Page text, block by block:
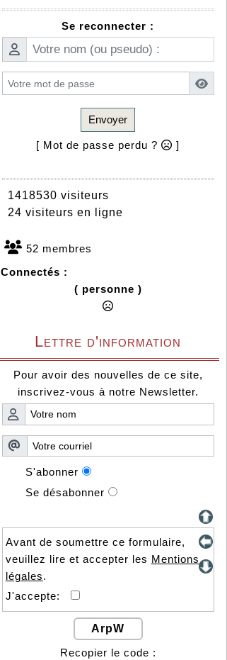
Se reconnecter :
Envoyer
[ Mot de passe perdu ? ]
1418530 visiteurs
24 visiteurs en ligne
52 membres
Connectés :
( personne )
Lettre d'information
Pour avoir des nouvelles de ce site,
inscrivez-vous à notre Newsletter.
S'abonner
Se désabonner
Avant de soumettre ce formulaire,
veuillez lire et accepter les Mentions
légales.
J'accepte:
ArpW
Recopier le code :